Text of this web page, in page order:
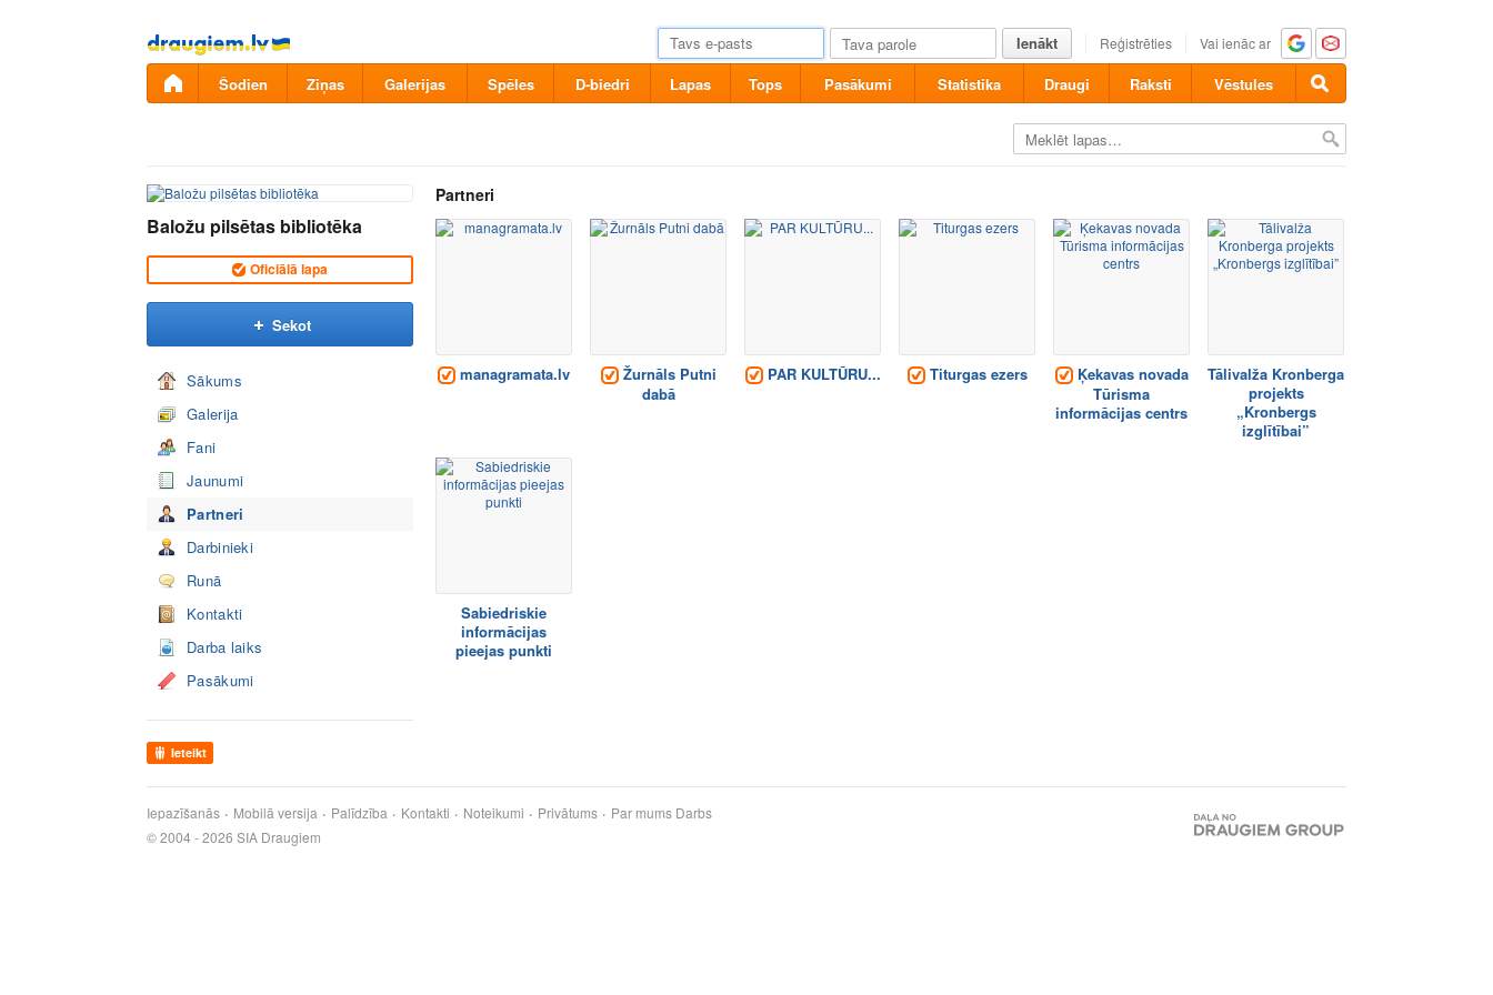
Pāriet
uz
saturu
Ienākt Reģistrēties Vai ienāc ar
Šodien Ziņas Galerijas Spēles D-biedri Lapas Tops Pasākumi Statistika Draugi Raksti Vēstules
Baložu pilsētas bibliotēka
Oficiālā lapa
Sekot
Sākums
Galerija
Fani
Jaunumi
Partneri
Darbinieki
Runā
Kontakti
Darba laiks
Pasākumi
Ieteikt
Partneri
managramata.lv
Žurnāls Putni
dabā
PAR KULTŪRU... Titurgas ezers
Ķekavas novada
Tūrisma
informācijas centrs
Tālivalža Kronberga
projekts
„Kronbergs
izglītībai”
Sabiedriskie
informācijas
pieejas punkti
Iepazīšanās Mobilā versija Palīdzība Kontakti Noteikumi Privātums Par mums Darbs
© 2004 - 2026 SIA Draugiem